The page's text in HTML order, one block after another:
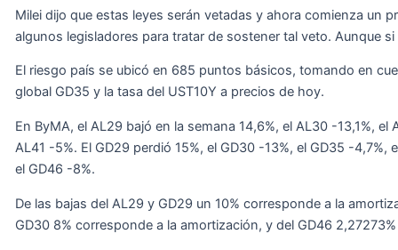
Milei dijo que estas leyes serán vetadas y ahora comienza un
algunos legisladores para tratar de sostener tal veto. Aunque
El riesgo país se ubicó en 685 puntos básicos, tomando en
global GD35 y la tasa del UST10Y a precios de hoy.
En ByMA, el AL29 bajó en la semana 14,6%, el AL30 -13,1%,
AL41 -5%. El GD29 perdió 15%, el GD30 -13%, el GD35 -4,7%,
el GD46 -8%.
De las bajas del AL29 y GD29 un 10% corresponde a la
GD30 8% corresponde a la amortización, y del GD46